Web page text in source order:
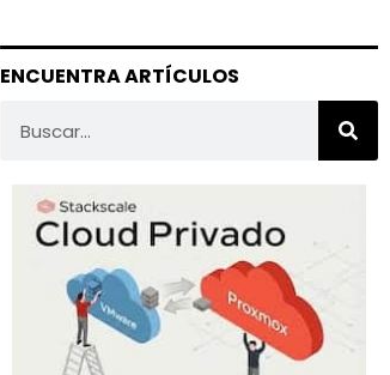
ENCUENTRA ARTÍCULOS